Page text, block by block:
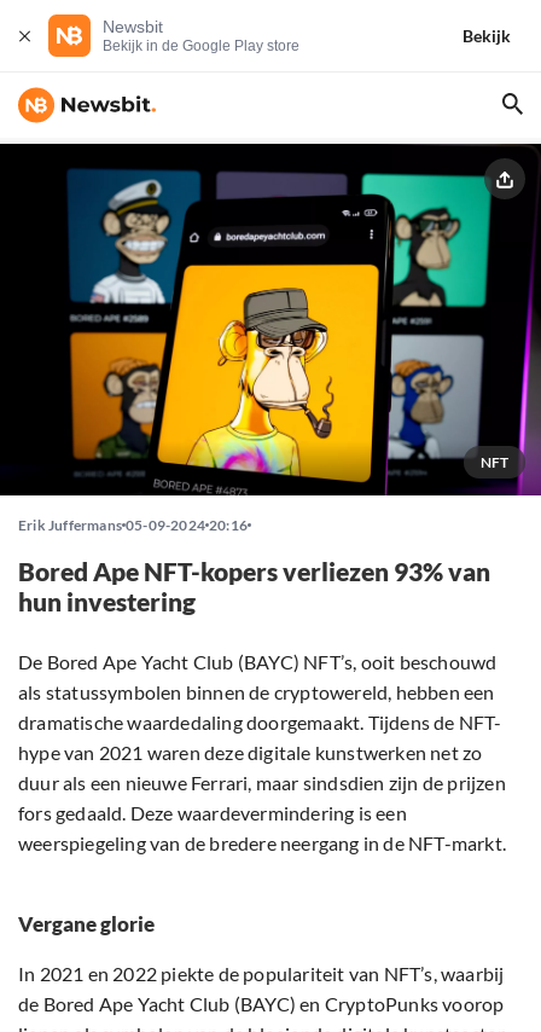
Newsbit
Bekijk in de Google Play store
Bekijk
NFT
Erik Juffermans 05-09-2024 20:16
Bored Ape NFT-kopers verliezen 93% van
hun investering
De Bored Ape Yacht Club (BAYC) NFT’s, ooit beschouwd
als statussymbolen binnen de cryptowereld, hebben een
dramatische waardedaling doorgemaakt. Tijdens de NFT-
hype van 2021 waren deze digitale kunstwerken net zo
duur als een nieuwe Ferrari, maar sindsdien zijn de prijzen
fors gedaald. Deze waardevermindering is een
weerspiegeling van de bredere neergang in de NFT-markt.
Vergane glorie
In 2021 en 2022 piekte de populariteit van NFT’s, waarbij
de Bored Ape Yacht Club (BAYC) en CryptoPunks voorop